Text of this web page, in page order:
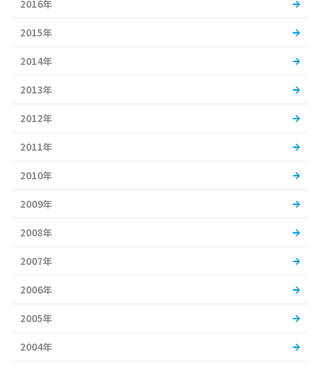
2016年
2015年
2014年
2013年
2012年
2011年
2010年
2009年
2008年
2007年
2006年
2005年
2004年